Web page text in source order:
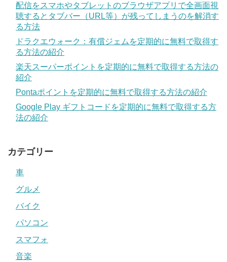
配信をスマホやタブレットのブラウザアプリで全画面視
聴するとタブバー（URL等）が残ってしまうのを解消す
る方法
ドラクエウォーク：有償ジェムを定期的に無料で取得す
る方法の紹介
楽天スーパーポイントを定期的に無料で取得する方法の
紹介
Pontaポイントを定期的に無料で取得する方法の紹介
Google Play ギフトコードを定期的に無料で取得する方
法の紹介
カテゴリー
車
グルメ
バイク
パソコン
スマフォ
音楽